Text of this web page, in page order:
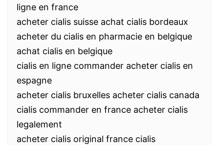
ligne en france
acheter cialis suisse achat cialis bordeaux
acheter du cialis en pharmacie en belgique
achat cialis en belgique
cialis en ligne commander acheter cialis en
espagne
acheter cialis bruxelles acheter cialis canada
cialis commander en france acheter cialis
legalement
acheter cialis original france cialis